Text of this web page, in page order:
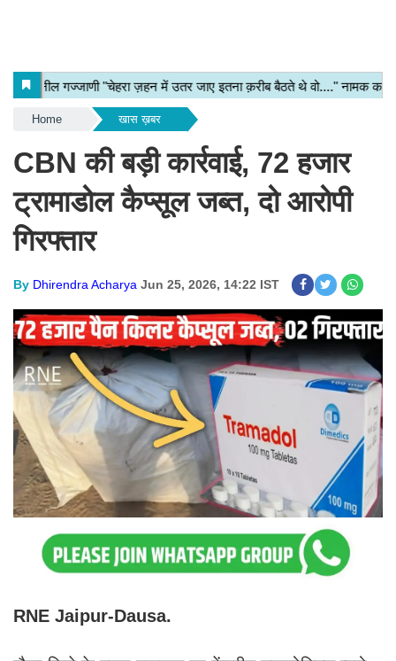
Home खास ख़बर
CBN की बड़ी कार्रवाई, 72 हजार
ट्रामाडोल कैप्सूल जब्त, दो आरोपी
गिरफ्तार
By Dhirendra Acharya Jun 25, 2026, 14:22 IST
RNE Jaipur-Dausa.